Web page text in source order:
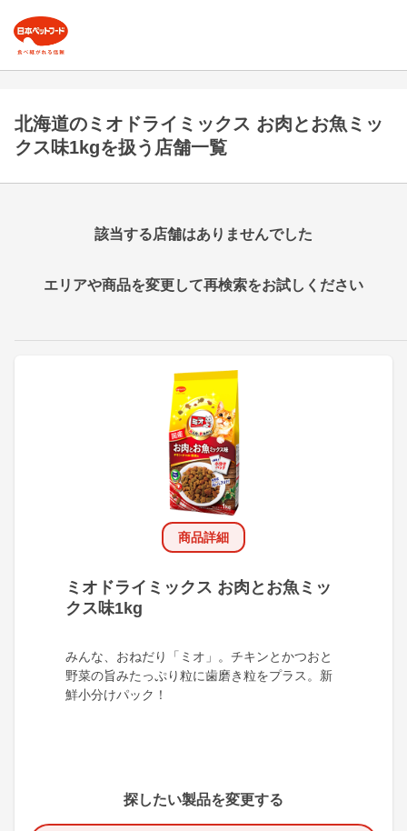
北海道のミオドライミックス お肉とお魚ミッ
クス味1kgを扱う店舗一覧
商品詳細
ミオドライミックス お肉とお魚ミッ
クス味1kg
みんな、おねだり「ミオ」。チキンとかつおと
野菜の旨みたっぷり粒に歯磨き粒をプラス。新
鮮小分けパック！
探したい製品を変更する
該当する店舗はありませんでした
エリアや商品を変更して再検索をお試しください